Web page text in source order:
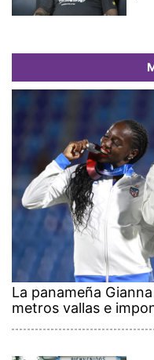
La panameña
metros vallas e